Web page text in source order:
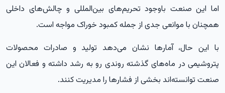
اما این صنعت باوجود تحریم‌های بین‌المللی و چالش‌های داخلی
همچنان با موانعی جدی از جمله کمبود خوراک مواجه است.
با این حال، آمارها نشان می‌دهد تولید و صادرات محصولات
پتروشیمی در ماه‌های گذشته روندی رو به رشد داشته و فعالان این
صنعت توانسته‌اند بخشی از فشارها را مدیریت کنند.